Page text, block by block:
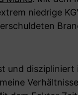
niedrige
und